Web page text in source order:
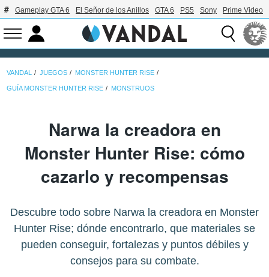
Gameplay GTA 6 El Señor de los Anillos GTA 6 PS5 Sony Prime Video
VANDAL JUEGOS MONSTER HUNTER RISE
GUÍA MONSTER HUNTER RISE MONSTRUOS
Narwa la creadora en
Monster Hunter Rise: cómo
cazarlo y recompensas
Descubre todo sobre Narwa la creadora en Monster
Hunter Rise; dónde encontrarlo, que materiales se
pueden conseguir, fortalezas y puntos débiles y
consejos para su combate.